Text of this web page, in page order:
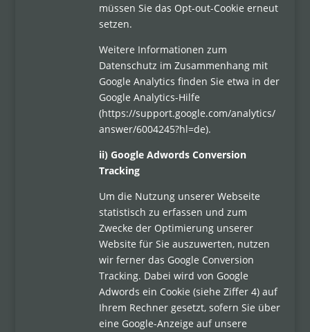
müssen Sie das Opt-out-Cookie erneut
setzen.
Weitere Informationen zum
Datenschutz im Zusammenhang mit
Google Analytics finden Sie etwa in der
Google Analytics-Hilfe
(https://support.google.com/analytics/
answer/6004245?hl=de).
ii) Google Adwords Conversion
Tracking
Um die Nutzung unserer Webseite
statistisch zu erfassen und zum
Zwecke der Optimierung unserer
Website für Sie auszuwerten, nutzen
wir ferner das Google Conversion
Tracking. Dabei wird von Google
Adwords ein Cookie (siehe Ziffer 4) auf
Ihrem Rechner gesetzt, sofern Sie über
eine Google-Anzeige auf unsere